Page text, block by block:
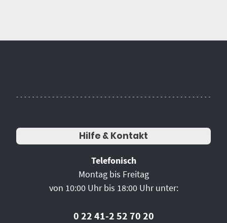
Hilfe & Kontakt
Telefonisch
Montag bis Freitag
von 10:00 Uhr bis 18:00 Uhr unter:
0 22 41-2 52 70 20